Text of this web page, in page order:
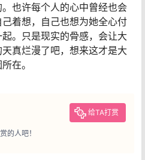
也许每个人的心中曾经也会
着想，自己也想为她全心付
。只是现实的骨感，会让大
真烂漫了吧，想来这才是大
在。
给TA打赏
的人吧！